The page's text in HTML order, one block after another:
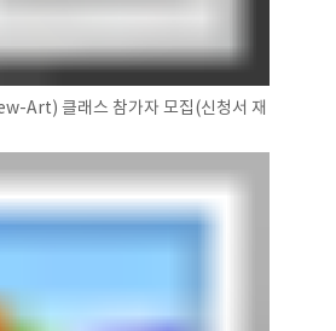
Art) 클래스 참가자 모집(신청서 재